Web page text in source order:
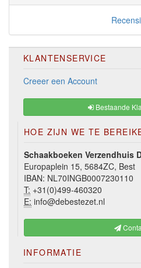
KLANTENSERVICE
Creeer een Account
Bestaande
HOE ZIJN WE TE
Schaakboeken Verzendhuis
Europaplein 15, 5684ZC, Best
IBAN: NL70INGB0007230110
T: +31(0)499-460320
E: info@debestezet.nl
INFORMATIE